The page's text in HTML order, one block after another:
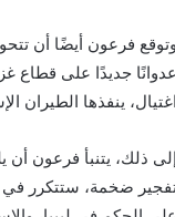
وتوقع فرعون أيضًا أن
عدوانًا جديدًا على قطاع
اغتيال، ينفذها الطيران
إلى ذلك، يتنبأ فرعون أن
ضخمة، ستتكرر في